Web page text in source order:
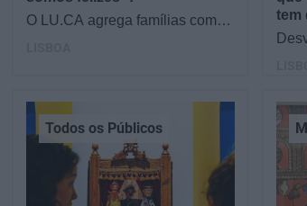
O LU.CA agrega famílias com
tem
Todos os Públicos